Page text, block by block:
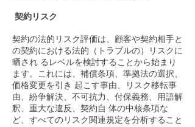
契約リスク
契約の法的リスク評価は、顧客や契約相手と
の契約における法的（トラブルの）リスクに
晒され るレベルを検討することから始まり
ます。これには、補償条項、準拠法の選択、
価格変更を引き 起こす事由、リスク移転事
由、紛争解決、不可抗力、付保義務、用語解
釈、重大な違反、契約自 体の中核条項な
ど、すべてのリスク関連規定を分析すること